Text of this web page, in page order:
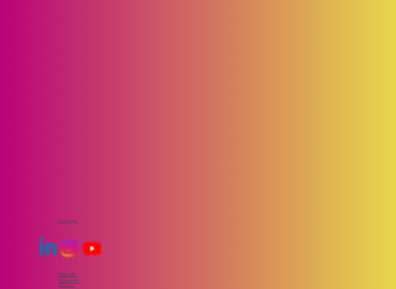
SOCIAL
LinkedIn
Instagram
Youtube